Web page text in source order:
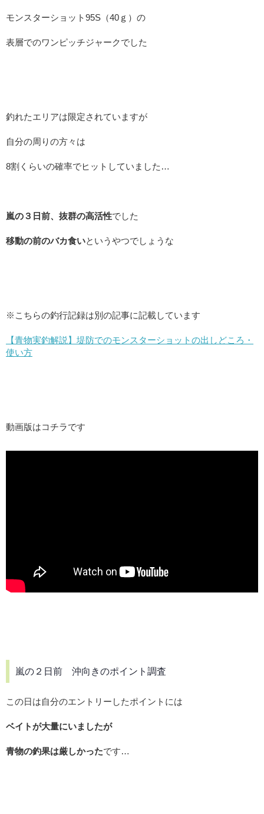
モンスターショット95S（40ｇ）の
表層でのワンピッチジャークでした
釣れたエリアは限定されていますが
自分の周りの方々は
8割くらいの確率でヒットしていました…
嵐の３日前、抜群の高活性でした
移動の前のバカ食いというやつでしょうな
※こちらの釣行記録は別の記事に記載しています
【青物実釣解説】堤防でのモンスターショットの出しどころ・
使い方
動画版はコチラです
嵐の２日前 沖向きのポイント調査
この日は自分のエントリーしたポイントには
ベイトが大量にいましたが
青物の釣果は厳しかったです…